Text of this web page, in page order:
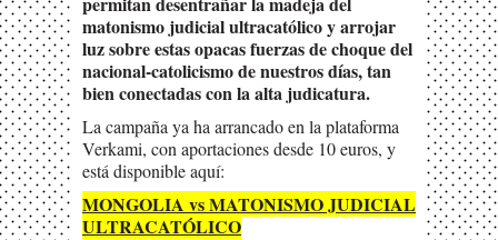
matonismo judicial ultracatólico y arrojar
luz sobre estas opacas fuerzas de choque del
nacional-catolicismo de nuestros días, tan
bien conectadas con la alta judicatura.
La campaña ya ha arrancado en la plataforma
Verkami, con aportaciones desde 10 euros, y
está disponible aquí:
MONGOLIA vs MATONISMO JUDICIAL
ULTRACATÓLICO